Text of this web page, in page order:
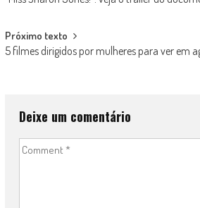
navigation
Próximo texto
5 filmes dirigidos por mulheres para ver em
Deixe um comentário